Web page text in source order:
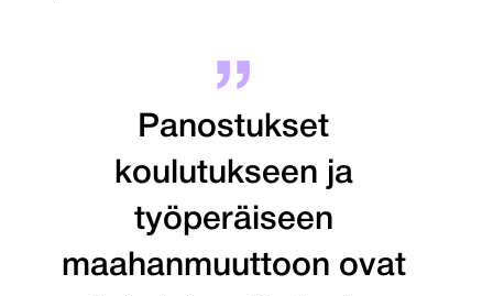
Panostukset
koulutukseen ja
työperäiseen
maahanmuuttoon ovat